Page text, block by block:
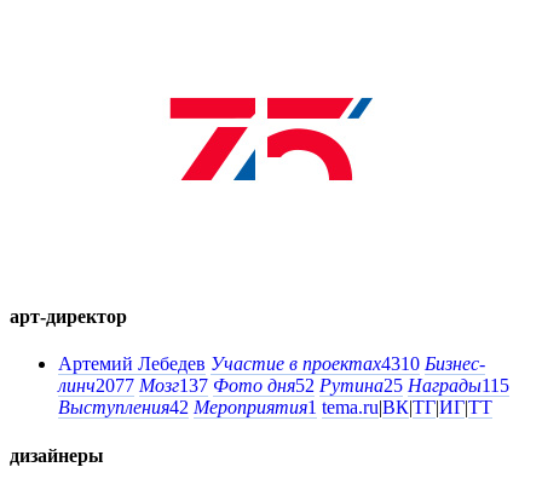
арт-директор
Артемий Лебедев Участие в проектах4310 Бизнес-
линч2077 Мозг137 Фото дня52 Рутина25 Награды115
Выступления42 Мероприятия1 tema.ru|ВК|ТГ|ИГ|ТТ
дизайнеры